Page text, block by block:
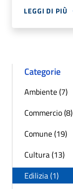
LEGGI DI PIÙ
Categorie
Ambiente (7)
Commercio (8)
Comune (19)
Cultura (13)
Edilizia (1)